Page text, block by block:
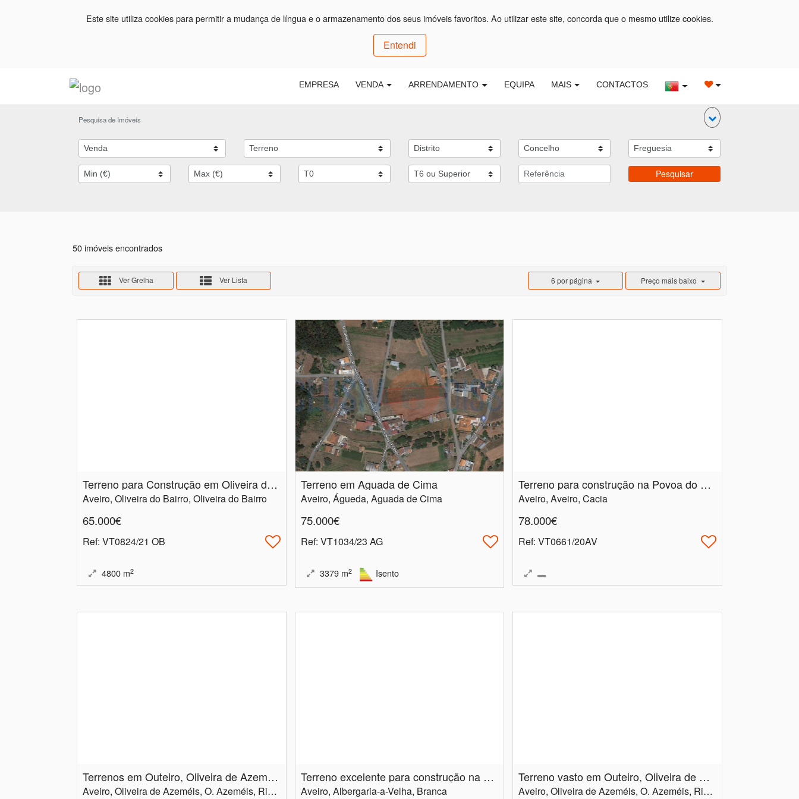
Este site utiliza cookies para permitir a mudança de língua e o armazenamento dos seus imóveis favoritos. Ao utilizar este site, concorda que o mesmo utilize cookies.
Entendi
EMPRESA VENDA ARRENDAMENTO EQUIPA MAIS CONTACTOS
Pesquisa de Imóveis
Pesquisar
50 imóveis encontrados
Ver Grelha Ver Lista 6 por página Preço mais baixo
Terreno para Construção em Oliveira do Bairro
Aveiro, Oliveira do Bairro, Oliveira do Bairro
65.000€
Ref: VT0824/21 OB
4800 m2
Terreno em Aguada de Cima
Aveiro, Águeda, Aguada de Cima
75.000€
Ref: VT1034/23 AG
3379 m2 Isento
Terreno para construção na Povoa do Paço
Aveiro, Aveiro, Cacia
78.000€
Ref: VT0661/20AV
Terrenos em Outeiro, Oliveira de Azeméis, com excelente localização!
Aveiro, Oliveira de Azeméis, O. Azeméis, Riba-Ul, Ul, Macinhata Seixa, Madail
Terreno excelente para construção na Branca
Aveiro, Albergaria-a-Velha, Branca
Terreno vasto em Outeiro, Oliveira de Azeméis, com excelente localização!
Aveiro, Oliveira de Azeméis, O. Azeméis, Riba-Ul, Ul, Macinhata Seixa, Madail